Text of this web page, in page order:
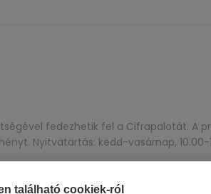
fedezhetik fel a Cifrapalotát. A
Nyitvatartás: kedd-vasárnap, 10.00-
található cookiek-ról